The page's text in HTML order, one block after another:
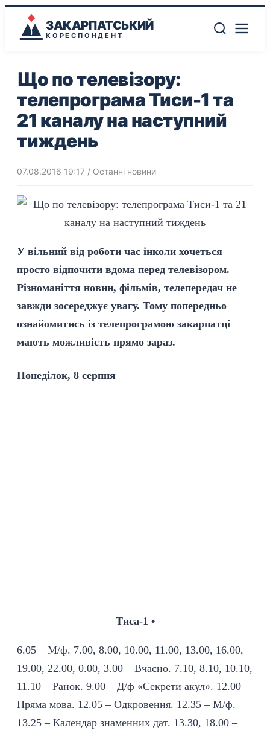
ЗАКАРПАТСЬКИЙ
КОРЕСПОНДЕНТ
Що по телевізору:
телепрограма Тиси-1 та
21 каналу на наступний
тиждень
07.08.2016 19:17 / Останні новини
У вільний від роботи час інколи хочеться
просто відпочити вдома перед телевізором.
Різноманіття новин, фільмів, телепередач не
завжди зосереджує увагу. Тому попередньо
ознайомитись із телепрограмою закарпатці
мають можливість прямо зараз.
Понеділок, 8 серпня
Тиса-1 •
6.05 – М/ф. 7.00, 8.00, 10.00, 11.00, 13.00, 16.00,
19.00, 22.00, 0.00, 3.00 – Вчасно. 7.10, 8.10, 10.10,
11.10 – Ранок. 9.00 – Д/ф «Секрети акул». 12.00 –
Пряма мова. 12.05 – Одкровення. 12.35 – М/ф.
13.25 – Календар знаменних дат. 13.30, 18.00 –